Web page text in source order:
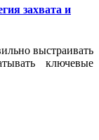
захвата и
выстраивать
ключевые